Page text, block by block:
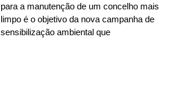
para a manutenção de um concelho mais
limpo é o objetivo da nova campanha de
sensibilização ambiental que